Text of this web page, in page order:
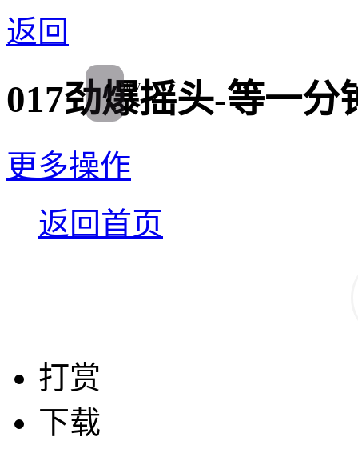
返回
017劲爆摇头-等一分
更多操作
返回首页
打赏
下载
play